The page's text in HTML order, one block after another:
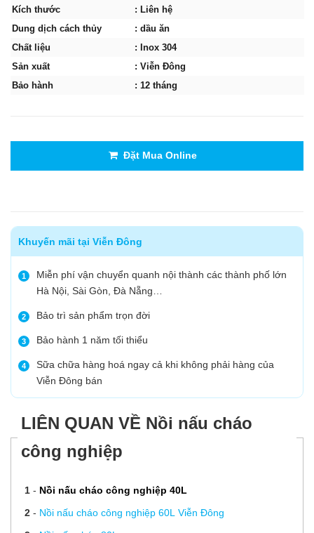
Kích thước
: Liên hệ
Dung dịch cách thủy
: dầu ăn
Chất liệu
: Inox 304
Sản xuất
: Viễn Đông
Bảo hành
: 12 tháng
Đặt Mua Online
Khuyến mãi tại Viễn Đông
1
Miễn phí vận chuyển quanh nội thành các thành phố lớn
Hà Nội, Sài Gòn, Đà Nẵng…
2 Bảo trì sản phẩm trọn đời
3 Bảo hành 1 năm tối thiểu
4
Sữa chữa hàng hoá ngay cả khi không phải hàng của
Viễn Đông bán
LIÊN QUAN VỀ Nồi nấu cháo
công nghiệp
1- Nồi nấu cháo công nghiệp 40L
2- Nồi nấu cháo công nghiệp 60L Viễn Đông